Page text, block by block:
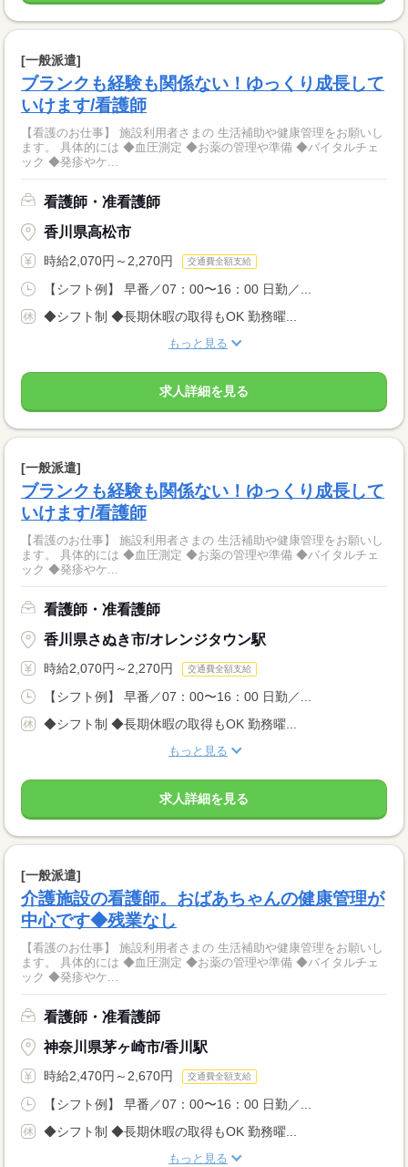
[一般派遣]
ブランクも経験も関係ない！ゆっくり成長して
いけます/看護師
【看護のお仕事】 施設利用者さまの 生活補助や健康管理をお願いし
ます。 具体的には ◆血圧測定 ◆お薬の管理や準備 ◆バイタルチェ
ック ◆発疹やケ...
看護師・准看護師
香川県高松市
時給2,070円～2,270円 交通費全額支給
【シフト例】 早番／07：00〜16：00 日勤／...
◆シフト制 ◆長期休暇の取得もOK 勤務曜...
もっと見る
求人詳細を見る
[一般派遣]
ブランクも経験も関係ない！ゆっくり成長して
いけます/看護師
【看護のお仕事】 施設利用者さまの 生活補助や健康管理をお願いし
ます。 具体的には ◆血圧測定 ◆お薬の管理や準備 ◆バイタルチェ
ック ◆発疹やケ...
看護師・准看護師
香川県さぬき市/オレンジタウン駅
時給2,070円～2,270円 交通費全額支給
【シフト例】 早番／07：00〜16：00 日勤／...
◆シフト制 ◆長期休暇の取得もOK 勤務曜...
もっと見る
求人詳細を見る
[一般派遣]
介護施設の看護師。おばあちゃんの健康管理が
中心です◆残業なし
【看護のお仕事】 施設利用者さまの 生活補助や健康管理をお願いし
ます。 具体的には ◆血圧測定 ◆お薬の管理や準備 ◆バイタルチェ
ック ◆発疹やケ...
看護師・准看護師
神奈川県茅ヶ崎市/香川駅
時給2,470円～2,670円 交通費全額支給
【シフト例】 早番／07：00〜16：00 日勤／...
◆シフト制 ◆長期休暇の取得もOK 勤務曜...
もっと見る